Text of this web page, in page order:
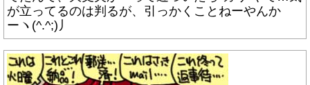
が立ってるのは判るが、引っかくことねーやんか
ーヽ(^.^;)丿